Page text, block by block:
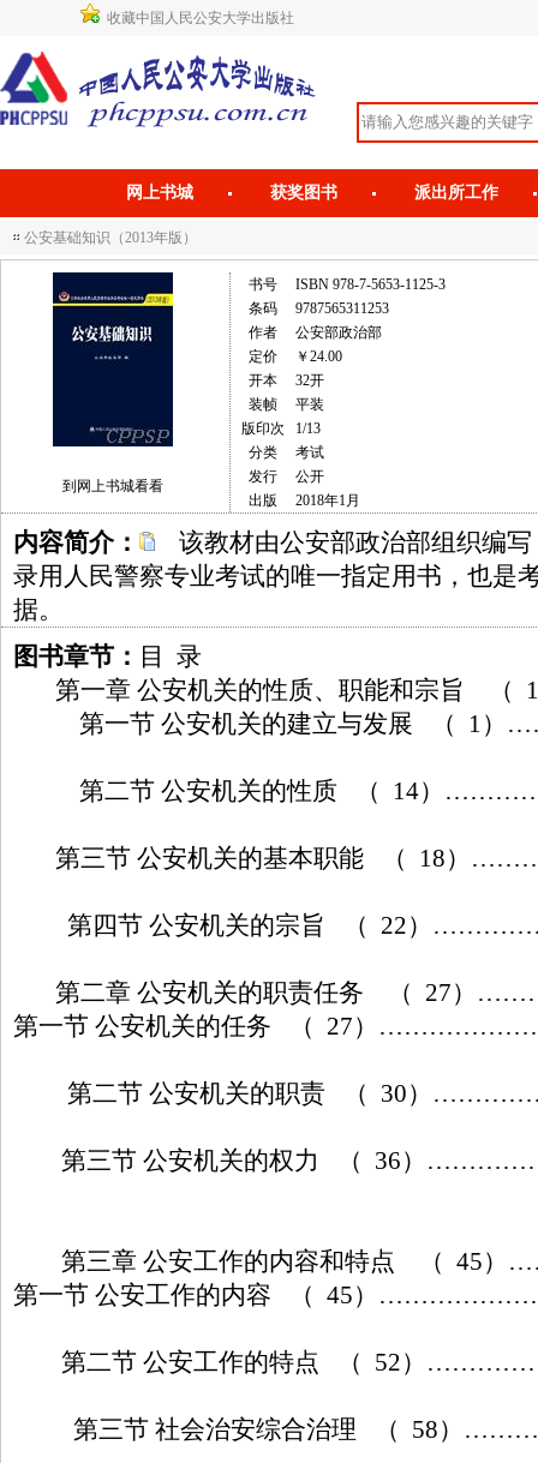
收藏中国人民公安大学出版社
网上书城 获奖图书 派出所工作
公安基础知识（2013年版）
到网上书城看看
书号
ISBN 978-7-5653-1125-3
条码
9787565311253
作者
公安部政治部
定价
￥24.00
开本
32开
装帧
平装
版印次
1/13
分类
考试
发行
公开
出版
2018年1月
内容简介：
该教材由公安部政治部组织编
录用人民警察专业考试的唯一指定用书，也是
据。
图书章节： 目 录
第一章 公安机关的性质、职能和宗旨
第一节 公安机关的建立与发展 （ 1
第二节 公安机关的性质 （ 14）
第三节 公安机关的基本职能 （ 18）
第四节 公安机关的宗旨 （ 22）
第二章 公安机关的职责任务 （ 27
第一节 公安机关的任务 （ 27）
第二节 公安机关的职责 （ 30）
第三节 公安机关的权力 （ 36）
第三章 公安工作的内容和特点 （
第一节 公安工作的内容 （ 45）
第二节 公安工作的特点 （ 52）
第三节 社会治安综合治理 （ 58）